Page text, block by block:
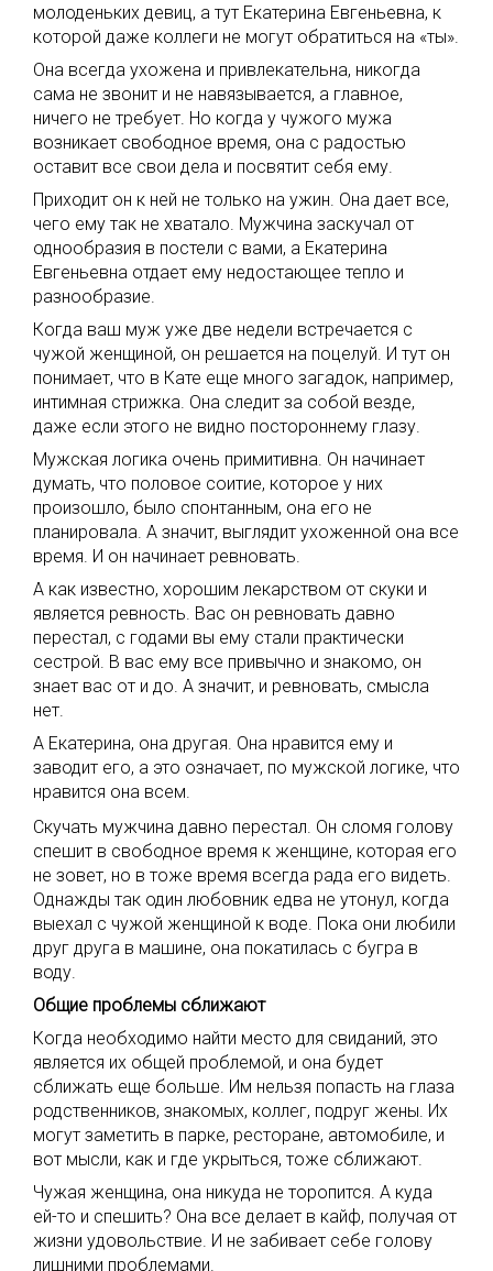
молоденьких девиц, а тут Екатерина Евгеньевна, к
которой даже коллеги не могут обратиться на «ты».
Она всегда ухожена и привлекательна, никогда
сама не звонит и не навязывается, а главное,
ничего не требует. Но когда у чужого мужа
возникает свободное время, она с радостью
оставит все свои дела и посвятит себя ему.
Приходит он к ней не только на ужин. Она дает все,
чего ему так не хватало. Мужчина заскучал от
однообразия в постели с вами, а Екатерина
Евгеньевна отдает ему недостающее тепло и
разнообразие.
Когда ваш муж уже две недели встречается с
чужой женщиной, он решается на поцелуй. И тут он
понимает, что в Кате еще много загадок, например,
интимная стрижка. Она следит за собой везде,
даже если этого не видно постороннему глазу.
Мужская логика очень примитивна. Он начинает
думать, что половое соитие, которое у них
произошло, было спонтанным, она его не
планировала. А значит, выглядит ухоженной она все
время. И он начинает ревновать.
А как известно, хорошим лекарством от скуки и
является ревность. Вас он ревновать давно
перестал, с годами вы ему стали практически
сестрой. В вас ему все привычно и знакомо, он
знает вас от и до. А значит, и ревновать, смысла
нет.
А Екатерина, она другая. Она нравится ему и
заводит его, а это означает, по мужской логике, что
нравится она всем.
Скучать мужчина давно перестал. Он сломя голову
спешит в свободное время к женщине, которая его
не зовет, но в тоже время всегда рада его видеть.
Однажды так один любовник едва не утонул, когда
выехал с чужой женщиной к воде. Пока они любили
друг друга в машине, она покатилась с бугра в
воду.
Общие проблемы сближают
Когда необходимо найти место для свиданий, это
является их общей проблемой, и она будет
сближать еще больше. Им нельзя попасть на глаза
родственников, знакомых, коллег, подруг жены. Их
могут заметить в парке, ресторане, автомобиле, и
вот мысли, как и где укрыться, тоже сближают.
Чужая женщина, она никуда не торопится. А куда
ей-то и спешить? Она все делает в кайф, получая от
жизни удовольствие. И не забивает себе голову
лишними проблемами.